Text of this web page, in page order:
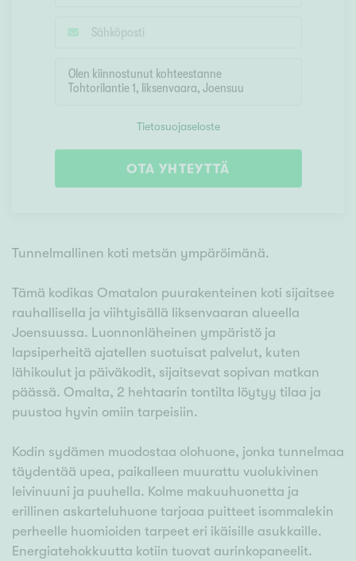
Tietosuojaseloste
OTA YHTEYTTÄ
Tunnelmallinen koti metsän ympäröimänä.
Tämä kodikas Omatalon puurakenteinen koti sijaitsee
rauhallisella ja viihtyisällä Iiksenvaaran alueella
Joensuussa. Luonnonläheinen ympäristö ja
lapsiperheitä ajatellen suotuisat palvelut, kuten
lähikoulut ja päiväkodit, sijaitsevat sopivan matkan
päässä. Omalta, 2 hehtaarin tontilta löytyy tilaa ja
puustoa hyvin omiin tarpeisiin.
Kodin sydämen muodostaa olohuone, jonka tunnelmaa
täydentää upea, paikalleen muurattu vuolukivinen
leivinuuni ja puuhella. Kolme makuuhuonetta ja
erillinen askarteluhuone tarjoaa puitteet isommalekin
perheelle huomioiden tarpeet eri ikäisille asukkaille.
Energiatehokkuutta kotiin tuovat aurinkopaneelit.